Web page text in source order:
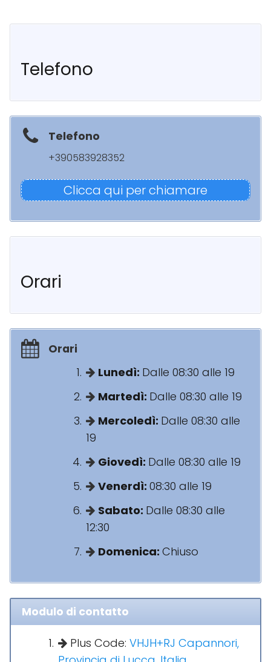
Telefono
Telefono
+390583928352
Clicca qui per chiamare
Orari
Orari
Lunedì: Dalle 08:30 alle 19
Martedì: Dalle 08:30 alle 19
Mercoledì: Dalle 08:30 alle
19
Giovedì: Dalle 08:30 alle 19
Venerdì: 08:30 alle 19
Sabato: Dalle 08:30 alle
12:30
Domenica: Chiuso
Modulo di contatto
Plus Code: VHJH+RJ Capannori,